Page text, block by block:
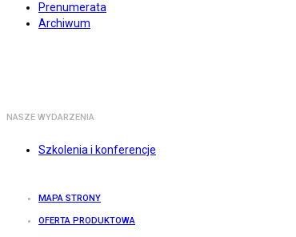
Prenumerata
Archiwum
NASZE WYDARZENIA
Szkolenia i konferencje
MAPA STRONY
OFERTA PRODUKTOWA